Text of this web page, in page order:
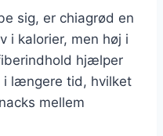
sig, er chiagrød en
i kalorier, men høj i
hjælper
længere tid, hvilket
mellem